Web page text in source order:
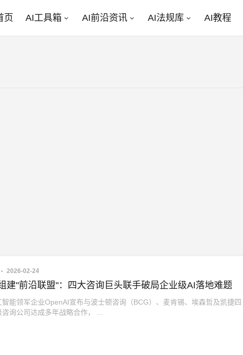
页 AI工具箱 AI前沿资讯 AI法规库 AI教程
2026-02-24
建"前沿联盟"：四大咨询巨头联手破局企业级AI落地难题
能领军企业OpenAI宣布与波士顿咨询（BCG）、麦肯锡、埃森哲及凯捷四
询公司达成多年战略合作， ...